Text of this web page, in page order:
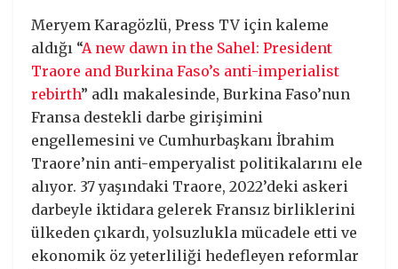
Meryem Karagözlü, Press TV için kaleme
aldığı “A new dawn in the Sahel: President
Traore and Burkina Faso’s anti-imperialist
rebirth” adlı makalesinde, Burkina Faso’nun
Fransa destekli darbe girişimini
engellemesini ve Cumhurbaşkanı İbrahim
Traore’nin anti-emperyalist politikalarını ele
alıyor. 37 yaşındaki Traore, 2022’deki askeri
darbeyle iktidara gelerek Fransız birliklerini
ülkeden çıkardı, yolsuzlukla mücadele etti ve
ekonomik öz yeterliliği hedefleyen reformlar